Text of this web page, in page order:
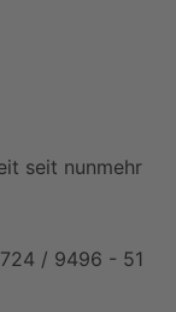
seit nunmehr
/ 9496 - 51